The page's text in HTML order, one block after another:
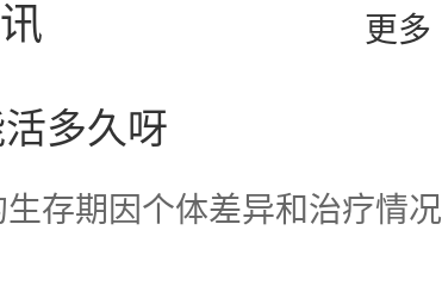
更多
多久呀
存期因个体差异和治疗情况